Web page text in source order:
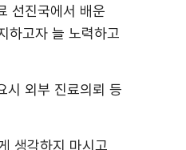
선진국에서 배운
하고자 늘 노력하고
시 외부 진료의뢰 등
생각하지 마시고